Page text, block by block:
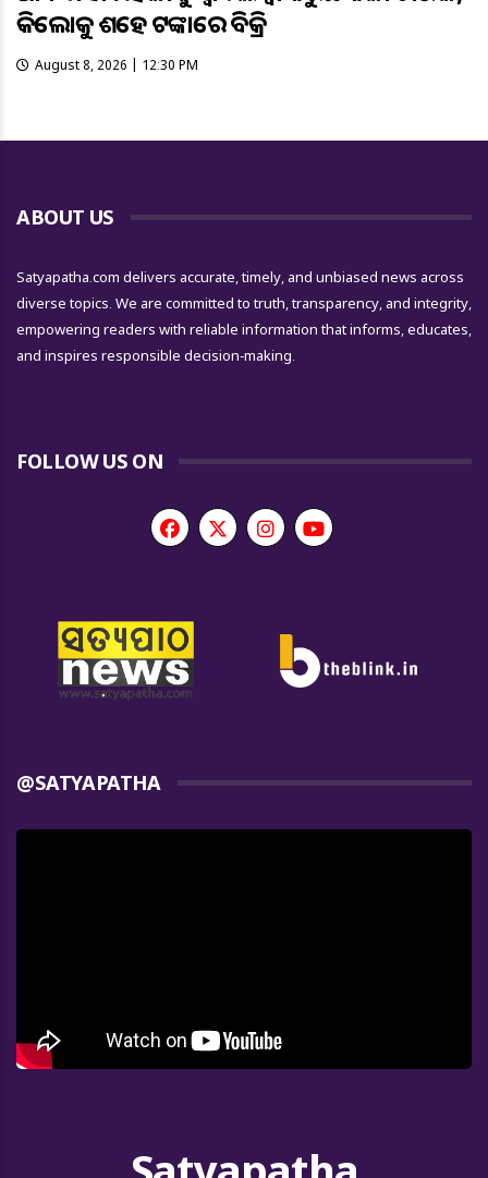
କିଲୋକୁ ଶହେ ଟଙ୍କାରେ ବିକ୍ରି
August 8, 2026 | 12:30 PM
ABOUT US
Satyapatha.com delivers accurate, timely, and unbiased news across
diverse topics. We are committed to truth, transparency, and integrity,
empowering readers with reliable information that informs, educates,
and inspires responsible decision-making.
FOLLOW US ON
@SATYAPATHA